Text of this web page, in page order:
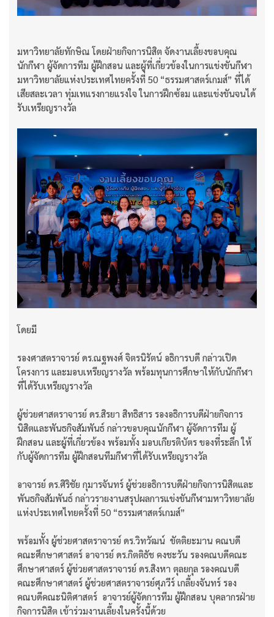
มหาวิทยาลัยทักษิณ โดยฝ่ายกิจการนิสิต จัดงานเลี้ยงขอบคุณ
นักกีฬา ผู้จัดการทีม ผู้ฝึกสอน และผู้ที่เกี่ยวข้องในการแข่งขันกีฬา
มหาวิทยาลัยแห่งประเทศไทยครั้งที่ 50 “ธรรมศาสตร์เกมส์” ที่ได้
เสียสละเวลา ทุ่มเทแรงกายแรงใจ ในการฝึกซ้อม และแข่งขันจนได้
รับเหรียญรางวัล
โดยมี
รองศาสตราจารย์ ดร.ณฐพงศ์ จิตรนิรัตน์ อธิการบดี กล่าวเปิด
โครงการ และมอบเหรียญรางวัล พร้อมทุนการศึกษาให้กับนักกีฬา
ที่ได้รับเหรียญรางวัล
ผู้ช่วยศาสตราจารย์ ดร.สิรยา สิทธิสาร รองอธิการบดีฝ่ายกิจการ
นิสิตและพันธกิจสัมพันธ์ กล่าวขอบคุณนักกีฬา ผู้จัดการทีม ผู้
ฝึกสอน และผู้ที่เกี่ยวข้อง พร้อมทั้ง มอบเกียรติบัตร ของที่ระลึก ให้
กับผู้จัดการทีม ผู้ฝึกสอนทีมกีฬาที่ได้รับเหรียญรางวัล
อาจารย์ ดร.ศิริชัย กุมารจันทร์ ผู้ช่วยอธิการบดีฝ่ายกิจการนิสิตและ
พันธกิจสัมพันธ์ กล่าวรายงานสรุปผลการแข่งขันกีฬามหาวิทยาลัย
แห่งประเทศไทยครั้งที่ 50 “ธรรมศาสตร์เกมส์”
พร้อมทั้ง ผู้ช่วยศาสตราจารย์ ดร.วิทวัฒน์ ขัตติยะมาน คณบดี
คณะศึกษาศาสตร์ อาจารย์ ดร.กิตติธัช คงชะวัน รองคณบดีคณะ
ศึกษาศาสตร์ ผู้ช่วยศาสตราจารย์ ดร.สิงหา ตุลยกุล รองคณบดี
คณะศึกษาศาสตร์ ผู้ช่วยศาสตราจารย์ศุภวีร์ เกลี้ยงจันทร์ รอง
คณบดีคณะนิติศาสตร์ อาจารย์ผู้จัดการทีม ผู้ฝึกสอน บุคลากรฝ่าย
กิจการนิสิต เข้าร่วมงานเลี้ยงในครั้งนี้ด้วย